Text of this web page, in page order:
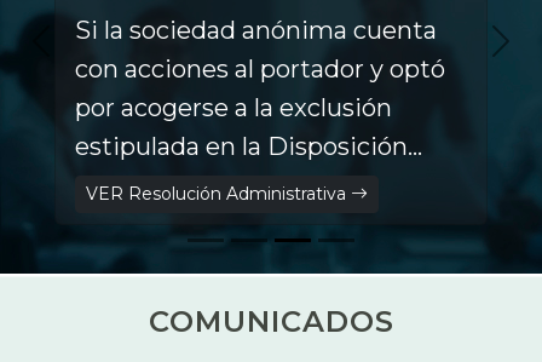
COMPLEMENTACIONES
Si la sociedad anónima cuenta
con acciones al portador y optó
por acogerse a la exclusión
estipulada en la Disposición
Final Única del Decreto
de abril de 2023, deberá
nominativas y registrar este acto
VER Resolución Administrativa
COMUNICADOS